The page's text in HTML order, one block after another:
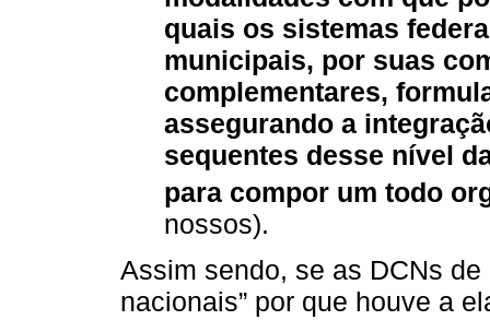
quais os sistemas
municipais, por suas
complementares,
assegurando a
sequentes desse nível
para compor um todo
nossos).
Assim sendo, se as DCNs
nacionais” por que houve a